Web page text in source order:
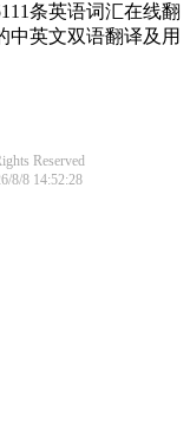
条英语词汇在线翻
中英文双语翻译及用
Reserved
8/8 14:52:28